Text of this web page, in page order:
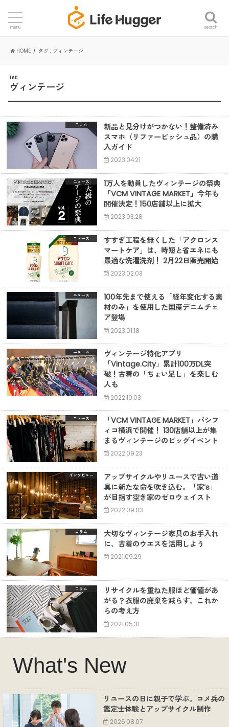
search
menu
HOME タグ : ヴィンテージ
TAG
ヴィンテージ
コラム
新品と見分けがつかない！整備済み
スマホ（リファービッシュ品）の購
入ガイド
2023.04.21
ニュース
1万人を動員したヴィンテージの祭典
「VCM VINTAGE MARKET」今年も
開催決定！150店舗以上に拡大
2023.03.28
ニュース
すすぎ工程を無くした「アクロンス
マートケア」は、時短と省エネにも
最適な洗濯洗剤！ 2月22日販売開始
2023.02.03
ニュース
100年先まで使える「経年変化する素
材のみ」を使用した国産デニムチェ
ア登場
2023.01.18
ニュース
ヴィンテージ特化アプリ
「Vintage.City」累計100万DL突
破！古着の「ちょい足し」を楽しむ
人も
2022.10.03
ニュース
「VCM VINTAGE MARKET」パシフ
ィコ横浜で開催！ 130店舗以上が集
まるヴィンテージのビッグイベント
2022.09.23
インタビュー
アップサイクルやリユースで古い道
具に新たな命を吹き込む。「家’s」
が目指す空き家のゼロウェイスト
2022.09.03
コラム
大切なヴィンテージ家具のお手入れ
に、古着のウエスを活用しよう
2021.09.29
コラム
リサイクルを重ねた服ほど価値があ
がる？衣服の廃棄を減らす、これか
らの考え方
2021.05.31
What's New
リユースの日に親子で学ぶ。コメ兵の
鑑定士体験とアップサイクル制作
2026.08.07